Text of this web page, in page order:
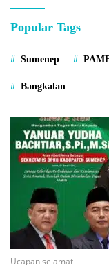
Popular Tags
Sumenep
Bangkalan
Ucapan selamat